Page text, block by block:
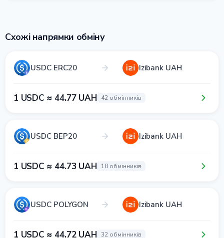
Схожі напрямки обміну
USDC ERC20 Izibank UAH
1 USDC ≈ 44.77 UAH 42 обмінників
USDC BEP20 Izibank UAH
1 USDC ≈ 44.73 UAH 18 обмінників
USDC POLYGON Izibank UAH
1 USDC ≈ 44.72 UAH 32 обмінників